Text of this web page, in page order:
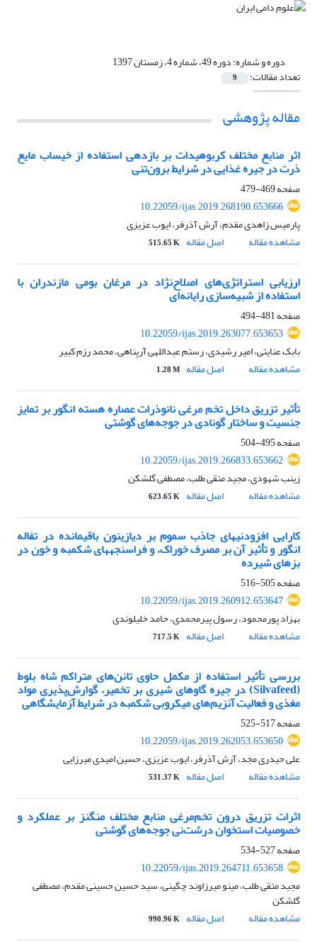
دوره و شماره:دوره 49، شماره 4، زمستان 1397
تعداد مقالات: 9
مقاله پژوهشی
اثر منابع مختلف کربوهیدات بر بازدهی استفاده از خیساب مایع
ذرت در جیره غذایی در شرایط برون‌تنی
صفحه469-479
10.22059/ijas.2019.268190.653666
پارمیس زاهدی مقدم، آرش آذرفر، ایوب عزیزی
مشاهده مقاله
اصل مقاله 515.65 K
ارزیابی استراتژی‌های اصلاح‌نژاد در مرغان بومی مازندران با
استفاده از شبیه‌سازی رایانه‌ای
صفحه481-494
10.22059/ijas.2019.263077.653653
بابک عنایتی، امیر رشیدی، رستم عبداللهی آرپناهی، محمد رزم کبیر
مشاهده مقاله
اصل مقاله 1.28 M
تأثیر تزریق داخل تخم مرغی نانوذرات عصاره هسته انگور بر تمایز
جنسیت و ساختار گونادی در جوجه‌های گوشتی
صفحه495-504
10.22059/ijas.2019.266833.653662
زینب شهودی، مجید متقی طلب، مصطفی گلشکن
مشاهده مقاله
اصل مقاله 623.65 K
کارایی افزودنی‏های جاذب سموم بر دیازینون باقی‏مانده در تفاله
انگور و تأثیر آن بر مصرف خوراک، و فراسنجه‏های شکمبه و خون در
بزهای شیرده
صفحه505-516
10.22059/ijas.2019.260912.653647
بهزاد پورمحمود، رسول پیرمحمدی، حامد خلیلوندی
مشاهده مقاله
اصل مقاله 717.5 K
بررسی تأثیر استفاده از مکمل حاوی تانن‌های متراکم شاه بلوط
(Silvafeed) در جیره گاوهای شیری بر تخمیر، گوارش‌پذیری مواد
مغذی و فعالیت آنزیم‌های میکروبی شکمبه در شرایط آزمایشگاهی
صفحه517-525
10.22059/ijas.2019.262053.653650
علی حیدری مجد، آرش آذرفر، ایوب عزیزی، حسین امیدی میرزایی
مشاهده مقاله
اصل مقاله 531.37 K
اثرات تزریق درون تخم‌مرغی منابع مختلف منگنز بر عملکرد و
خصوصیات استخوان درشت‌نی جوجه‌های گوشتی
صفحه527-534
10.22059/ijas.2019.264711.653658
مجید متقی طلب، مینو میرزاوند چگینی، سید حسین حسینی مقدم، مصطفی
گلشکن
مشاهده مقاله
اصل مقاله 990.96 K